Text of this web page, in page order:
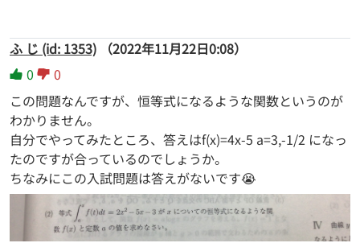
ふ じ (id: 1353)
（2022年11月22日0:08）
0
0
この問題なんですが、恒等式になるような関数というのが
わかりません。
自分でやってみたところ、答えはf(x)=4x-5 a=3,-1/2 になっ
たのですが合っているのでしょうか。
ちなみにこの入試問題は答えがないです😭